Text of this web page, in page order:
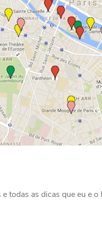
as dicas que eu e